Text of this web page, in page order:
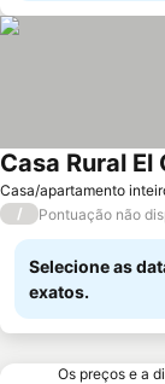
Casa/apartamento
Casa Rural El
/ Pontuação não
Selecione as
exatos.
Os preços e a